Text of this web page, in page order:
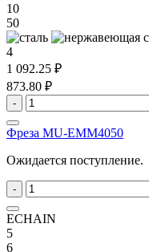
10
50
4
1 092.25 ₽
873.80 ₽
-
Фреза MU-EMM4050
Ожидается поступление.
-
ECHAIN
5
6